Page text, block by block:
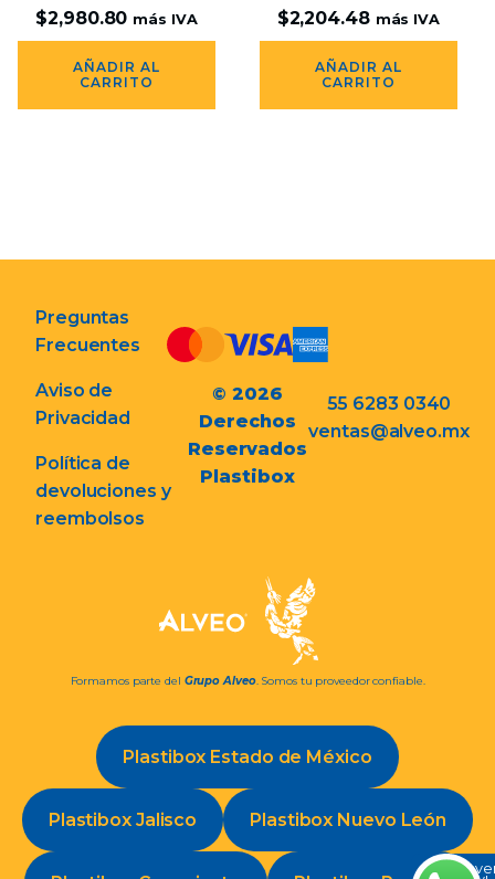
$2,980.80 más IVA
AÑADIR AL
CARRITO
$2,204.48 más IVA
AÑADIR AL
CARRITO
Preguntas
Frecuentes
Aviso de
Privacidad
Política de
devoluciones y
reembolsos
© 2026
Derechos
Reservados
Plastibox
55 6283 0340
ventas@alveo.mx
Formamos parte del Grupo Alveo. Somos tu proveedor confiable.
Plastibox Estado de México
Plastibox Jalisco Plastibox Nuevo León